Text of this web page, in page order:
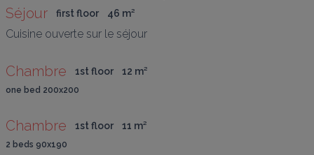
Séjour first floor 46 m²
Cuisine ouverte sur le séjour
Chambre 1st floor 12 m²
one bed 200x200
Chambre 1st floor 11 m²
2 beds 90x190